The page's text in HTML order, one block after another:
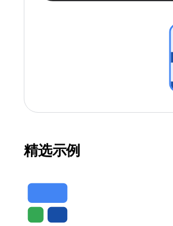
精选示例